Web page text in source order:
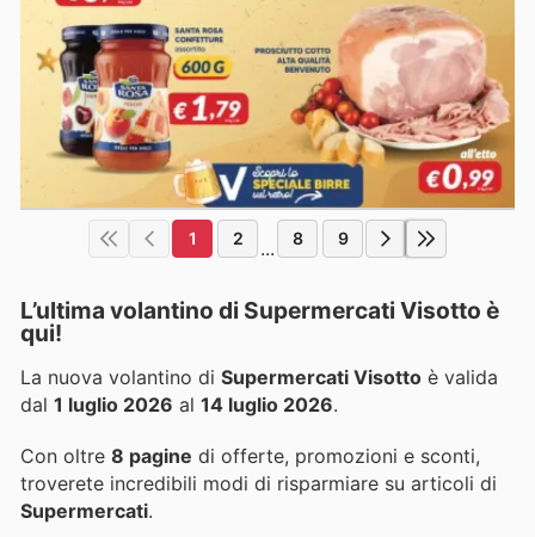
1 2 ... 8 9
L’ultima volantino di Supermercati Visotto è
qui!
La nuova volantino di Supermercati Visotto è valida
dal 1 luglio 2026 al 14 luglio 2026.
Con oltre 8 pagine di offerte, promozioni e sconti,
troverete incredibili modi di risparmiare su articoli di
Supermercati.